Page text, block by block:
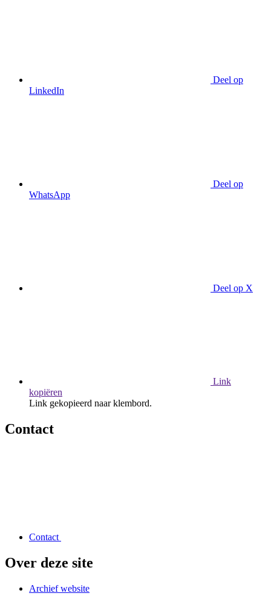
Deel op
LinkedIn
Deel op
WhatsApp
Deel op X
Link
kopiëren
Link gekopieerd naar klembord.
Contact
Contact
Over deze site
Archief website